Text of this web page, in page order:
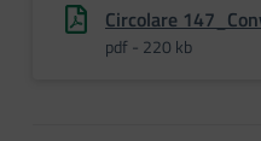
Circolare
pdf - 220 kb